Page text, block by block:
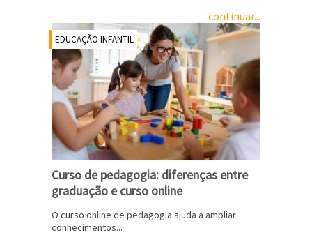
continuar...
EDUCAÇÃO INFANTIL
Curso de pedagogia: diferenças entre
graduação e curso online
O curso online de pedagogia ajuda a ampliar
conhecimentos...